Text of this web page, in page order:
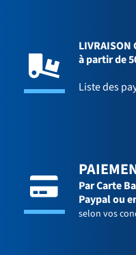
LIVRAISON
à partir de
Liste des
Par Carte
Paypal ou
selon vos